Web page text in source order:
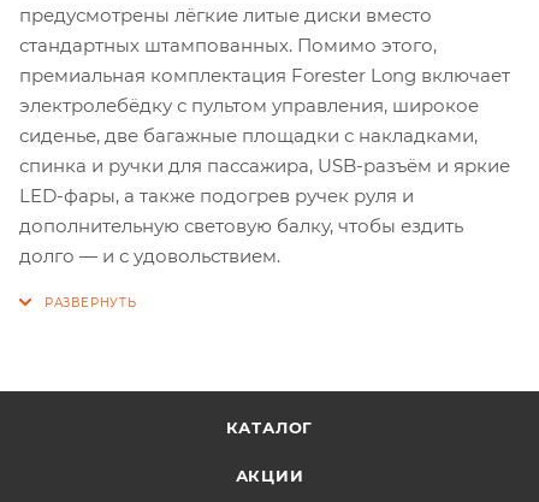
предусмотрены лёгкие литые диски вместо
стандартных штампованных. Помимо этого,
премиальная комплектация Forester Long включает
электролебёдку с пультом управления, широкое
сиденье, две багажные площадки с накладками,
спинка и ручки для пассажира, USB-разъём и яркие
LED-фары, а также подогрев ручек руля и
дополнительную световую балку, чтобы ездить
долго — и с удовольствием.
КАТАЛОГ
АКЦИИ